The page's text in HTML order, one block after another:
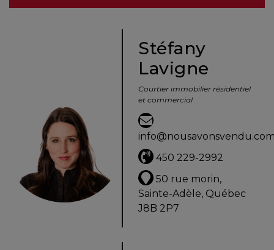
Évaluation
Avec
un
Stéfany
Lavigne
Courtier immobilier résidentiel
et commercial
450 229-2992
50 rue morin,
Sainte-Adèle, Québec
J8B 2P7